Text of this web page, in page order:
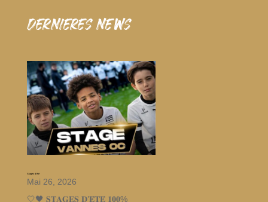
dernieres news
Stages d’été
Mai 26, 2026
🤍🖤 𝐒𝐓𝐀𝐆𝐄𝐒 𝐃’𝐄́𝐓𝐄́ 𝟏𝟎𝟎%